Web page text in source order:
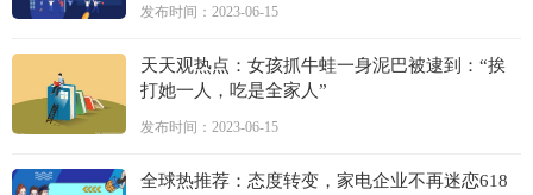
发布时间：2023-06-15
天天观热点：女孩抓牛蛙一身泥巴被逮到：“挨
打她一人，吃是全家人”
发布时间：2023-06-15
全球热推荐：态度转变，家电企业不再迷恋618